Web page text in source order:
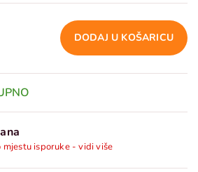
DODAJ U KOŠARICU
mjestu isporuke - vidi više